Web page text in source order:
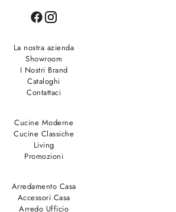
La nostra azienda
Showroom
I Nostri Brand
Cataloghi
Contattaci
Cucine Moderne
Cucine Classiche
Living
Promozioni
Arredamento Casa
Accessori Casa
Arredo Ufficio